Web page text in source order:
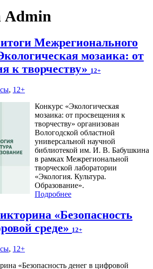
Admin
Межрегионального
мозаика: от
к творчеству» 12+
, 12+
Конкурс «Экологическая
мозаика: от просвещения к
творчеству» организован
Вологодской областной
универсальной научной
библиотекой им. И. В. Бабушкина
в рамках Межрегиональной
творческой лаборатории
«Экология. Культура.
Образование».
Подробнее
«Безопасность
среде» 12+
, 12+